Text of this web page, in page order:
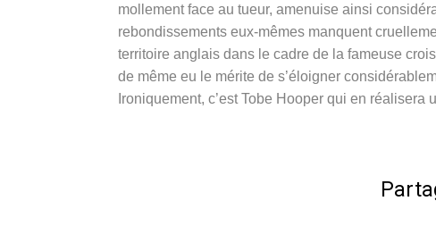
mollement face au tueur, amenuise ainsi
rebondissements eux-mêmes manquent
territoire anglais dans le cadre de la fameuse
de même eu le mérite de s’éloigner
Ironiquement, c’est Tobe Hooper qui en réalisera